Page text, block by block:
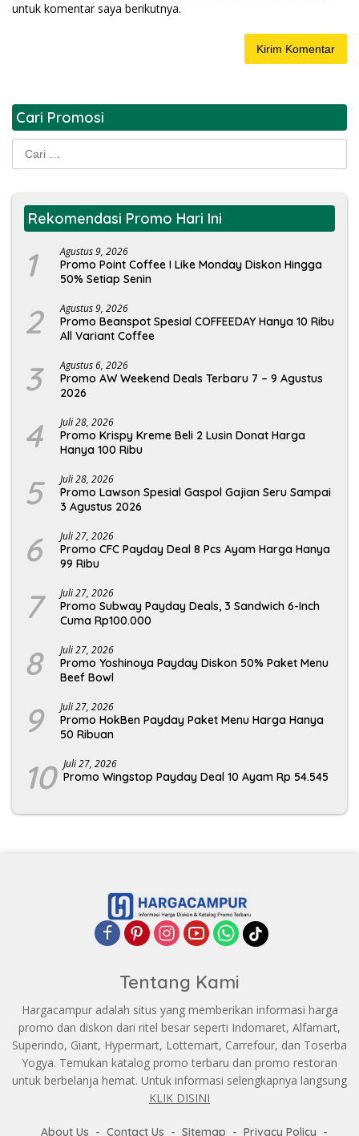
untuk komentar saya berikutnya.
Cari Promosi
Cari
untuk:
Rekomendasi Promo Hari Ini
1 Agustus 9, 2026
Promo Point Coffee I Like Monday Diskon Hingga
50% Setiap Senin
2 Agustus 9, 2026
Promo Beanspot Spesial COFFEEDAY Hanya 10 Ribu
All Variant Coffee
3 Agustus 6, 2026
Promo AW Weekend Deals Terbaru 7 – 9 Agustus
2026
4 Juli 28, 2026
Promo Krispy Kreme Beli 2 Lusin Donat Harga
Hanya 100 Ribu
5 Juli 28, 2026
Promo Lawson Spesial Gaspol Gajian Seru Sampai
3 Agustus 2026
6 Juli 27, 2026
Promo CFC Payday Deal 8 Pcs Ayam Harga Hanya
99 Ribu
7 Juli 27, 2026
Promo Subway Payday Deals, 3 Sandwich 6-Inch
Cuma Rp100.000
8 Juli 27, 2026
Promo Yoshinoya Payday Diskon 50% Paket Menu
Beef Bowl
9 Juli 27, 2026
Promo HokBen Payday Paket Menu Harga Hanya
50 Ribuan
10 Juli 27, 2026
Promo Wingstop Payday Deal 10 Ayam Rp 54.545
Tentang Kami
Hargacampur adalah situs yang memberikan informasi harga
promo dan diskon dari ritel besar seperti Indomaret, Alfamart,
Superindo, Giant, Hypermart, Lottemart, Carrefour, dan Toserba
Yogya. Temukan katalog promo terbaru dan promo restoran
untuk berbelanja hemat. Untuk informasi selengkapnya langsung
KLIK DISINI
About Us Contact Us Sitemap Privacy Policy